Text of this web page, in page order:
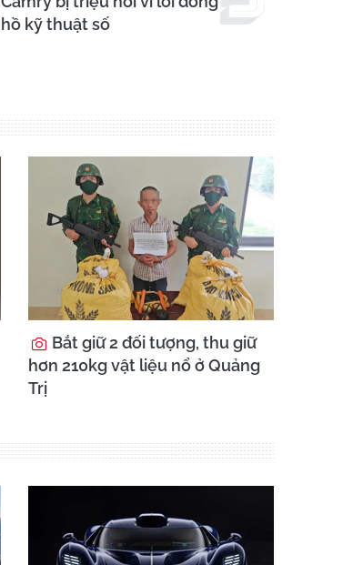
hồ kỹ thuật số
Bắt giữ 2 đối tượng, thu giữ
hơn 210kg vật liệu nổ ở Quảng
Trị